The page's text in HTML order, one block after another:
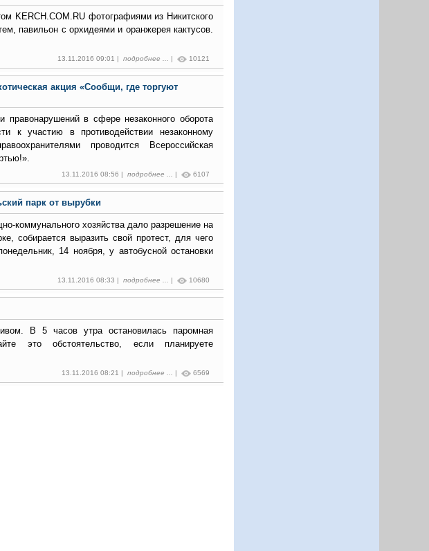
KERCH.COM.RU фотографиями из Никитского
павильон с орхидеями и оранжерея кактусов.
13.11.2016 09:01 | подробнее ... | 10121
акция «Сообщи, где торгуют
в сфере незаконного оборота
к участию в противодействии незаконному
проводится Всероссийская
13.11.2016 08:56 | подробнее ... | 6107
парк от вырубки
коммунального хозяйства дало разрешение на
собирается выразить свой протест, для чего
14 ноября, у автобусной остановки
13.11.2016 08:33 | подробнее ... | 10680
В 5 часов утра остановилась паромная
это обстоятельство, если планируете
13.11.2016 08:21 | подробнее ... | 6569